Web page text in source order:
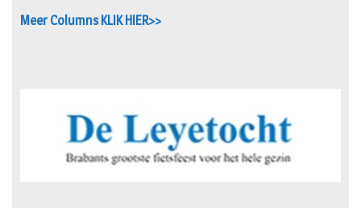
Meer Columns KLIK HIER>>